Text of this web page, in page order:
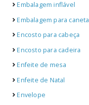
Embalagem inflável
Embalagem para caneta
Encosto para cabeça
Encosto para cadeira
Enfeite de mesa
Enfeite de Natal
Envelope